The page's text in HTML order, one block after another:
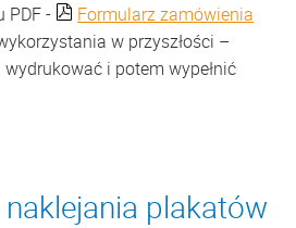
PDF -
Formularz zamówienia
w przyszłości –
i potem wypełnić
plakatów